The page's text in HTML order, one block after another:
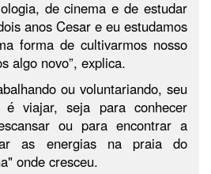
de cinema e de estudar
anos Cesar e eu estudamos
forma de cultivarmos nosso
algo novo”, explica.
ou voluntariando, seu
é viajar, seja para conhecer
ou para encontrar a
as energias na praia do
onde cresceu.